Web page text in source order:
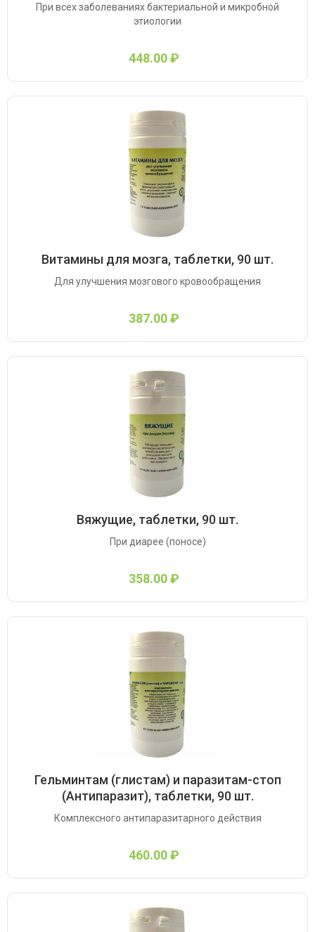
При всех заболеваниях бактериальной и микробной
этиологии
448.00 ₽
Витамины для мозга, таблетки, 90 шт.
Для улучшения мозгового кровообращения
387.00 ₽
Вяжущие, таблетки, 90 шт.
При диарее (поносе)
358.00 ₽
Гельминтам (глистам) и паразитам-стоп
(Антипаразит), таблетки, 90 шт.
Комплексного антипаразитарного действия
460.00 ₽